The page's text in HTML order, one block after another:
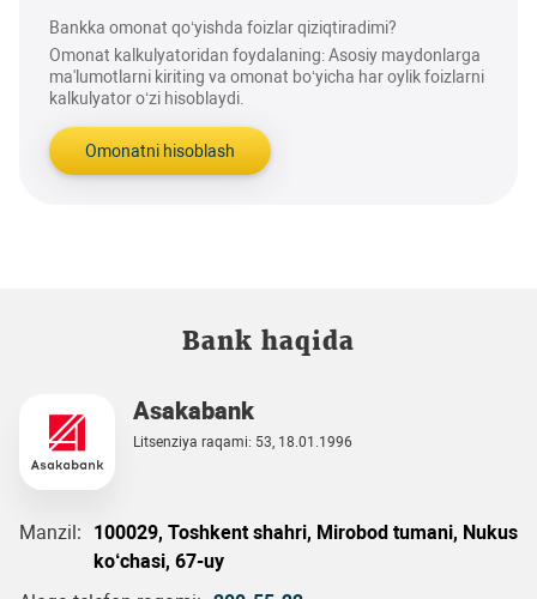
Bankka omonat qo‘yishda foizlar qiziqtiradimi?
Omonat kalkulyatoridan foydalaning: Asosiy maydonlarga
ma'lumotlarni kiriting va omonat bo‘yicha har oylik foizlarni
kalkulyator o‘zi hisoblaydi.
Omonatni hisoblash
Bank haqida
Asakabank
Litsenziya raqami: 53, 18.01.1996
Manzil:
100029, Toshkent shahri, Mirobod tumani, Nukus
ko‘chasi, 67-uy